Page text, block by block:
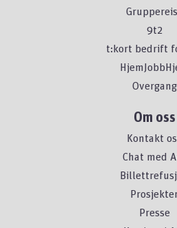
9t2
t:kort bedrift
Overgang
Om oss
Kontakt
Chat med
Presse